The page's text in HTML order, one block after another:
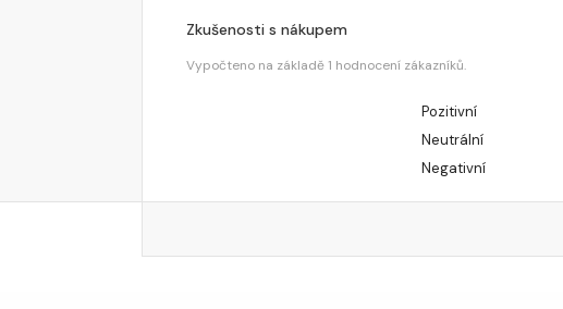
Zkušenosti s nákupem
Vypočteno na základě 1 hodnocení zákazníků.
Pozitivní
Neutrální
Negativní